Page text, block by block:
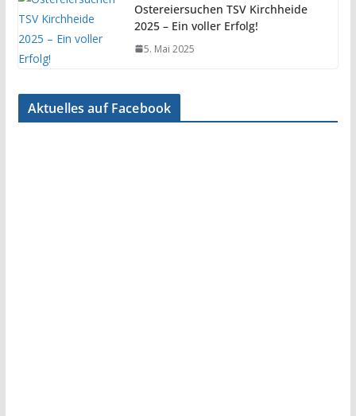
Ostereiersuchen TSV Kirchheide
2025 – Ein voller Erfolg!
5. Mai 2025
Aktuelles auf Facebook